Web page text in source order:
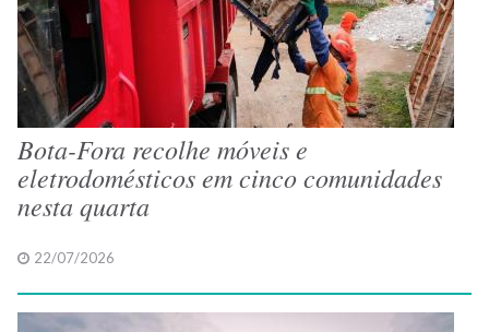
Bota-Fora recolhe móveis e
eletrodomésticos em cinco comunidades
nesta quarta
22/07/2026